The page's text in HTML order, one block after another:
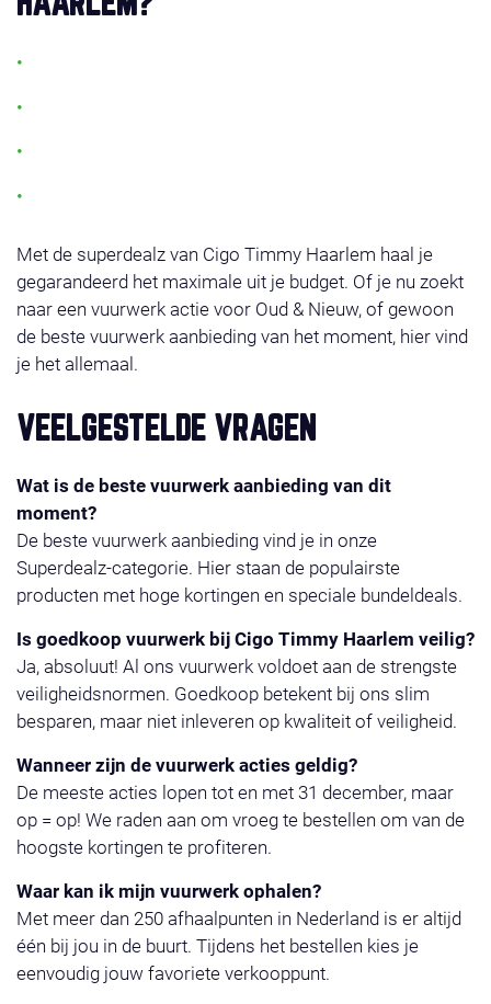
Met de superdealz van Cigo Timmy Haarlem haal je
gegarandeerd het maximale uit je budget. Of je nu zoekt
naar een vuurwerk actie voor Oud & Nieuw, of gewoon
de beste vuurwerk aanbieding van het moment, hier vind
je het allemaal.
VEELGESTELDE VRAGEN
Wat is de beste vuurwerk aanbieding van dit
moment?
De beste vuurwerk aanbieding vind je in onze
Superdealz-categorie. Hier staan de populairste
producten met hoge kortingen en speciale bundeldeals.
Is goedkoop vuurwerk bij Cigo Timmy Haarlem veilig?
Ja, absoluut! Al ons vuurwerk voldoet aan de strengste
veiligheidsnormen. Goedkoop betekent bij ons slim
besparen, maar niet inleveren op kwaliteit of veiligheid.
Wanneer zijn de vuurwerk acties geldig?
De meeste acties lopen tot en met 31 december, maar
op = op! We raden aan om vroeg te bestellen om van de
hoogste kortingen te profiteren.
Waar kan ik mijn vuurwerk ophalen?
Met meer dan 250 afhaalpunten in Nederland is er altijd
één bij jou in de buurt. Tijdens het bestellen kies je
eenvoudig jouw favoriete verkooppunt.